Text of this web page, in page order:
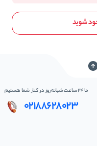
شوید
ما 24 ساعت شبانه‌روز در کنار شما هستیم
02188628023